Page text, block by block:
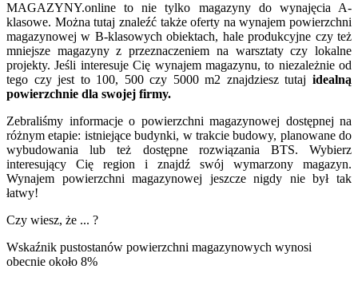
MAGAZYNY.online to nie tylko magazyny do wynajęcia A-
klasowe. Można tutaj znaleźć także oferty na wynajem powierzchni
magazynowej w B-klasowych obiektach, hale produkcyjne czy też
mniejsze magazyny z przeznaczeniem na warsztaty czy lokalne
projekty. Jeśli interesuje Cię wynajem magazynu, to niezależnie od
tego czy jest to 100, 500 czy 5000 m2 znajdziesz tutaj idealną
powierzchnie dla swojej firmy.
Zebraliśmy informacje o powierzchni magazynowej dostępnej na
różnym etapie: istniejące budynki, w trakcie budowy, planowane do
wybudowania lub też dostępne rozwiązania BTS. Wybierz
interesujący Cię region i znajdź swój wymarzony magazyn.
Wynajem powierzchni magazynowej jeszcze nigdy nie był tak
łatwy!
Czy wiesz, że ... ?
Wskaźnik pustostanów powierzchni magazynowych wynosi
obecnie około 8%